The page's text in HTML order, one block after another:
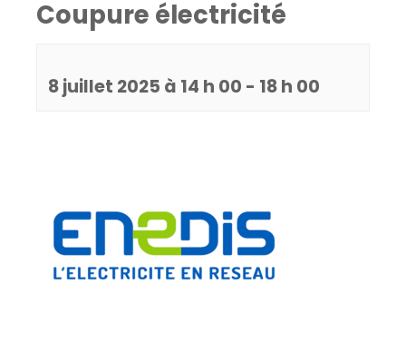
Coupure électricité
8 juillet 2025 à 14 h 00 - 18 h 00